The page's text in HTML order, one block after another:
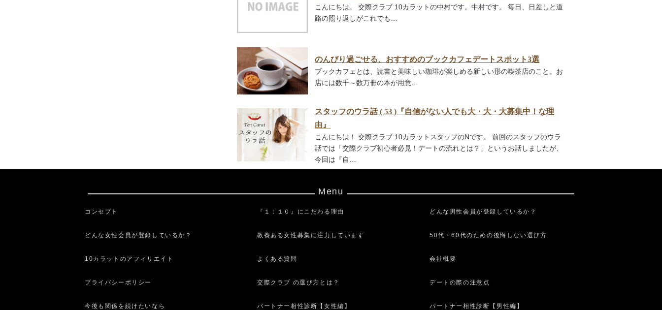
こんにちは。 交際クラブ 10カラットの中村です。中村です。 毎日、日差しと道
路の照り返しがこれでも…
のんびり過ごせる、おすすめのブックカフェデートスポット3選
ブックカフェとは、読書と美味しい珈琲が楽しめる新しい形の喫茶店のこと。お
店には数千～数万冊の本が用意…
スタッフのウラ話 ( 53 )『自信がない人でも大・大・大募集中！な理
由』
こんにちは！ 交際クラブ 10カラットスタッフのNです。 前回のスタッフのウラ
話では「交際クラブ初心者必見！デートの流れとは？」というお話しましたが、
今回は『自…
Menu
コンセプト 『１：１０』にこだわる理由 どんな男性会員が登録しているか？
どんな女性会員が登録しているか？ 教養ある女性募集に注力しています 50代・60代のための後悔しない選び方
10カラットのアフィリエイト よくある質問 会社概要
プライバシーポリシー 交際クラブ の選び方とは？ デートの際の注意点
今後も関係を続けたいなら パートナー相性診断【女性編】 パートナー相性診断【男性編】